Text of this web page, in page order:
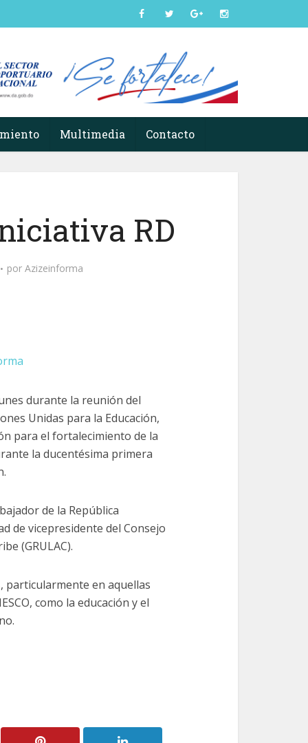
Multimedia Contacto
RD
por Azizeinforma
durante la reunión del
Unidas para la Educación,
para el fortalecimiento de la
la ducentésima primera
de la República
de vicepresidente del Consejo
(GRULAC).
particularmente en aquellas
como la educación y el